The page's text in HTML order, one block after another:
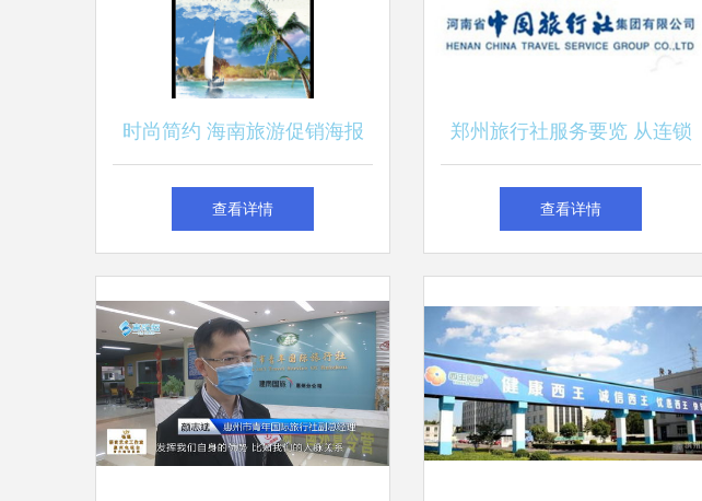
时尚简约 海南旅游促销海报
设计指南
查看详情
郑州旅行社服务要览 从连锁
布局到出行选择的忠告
查看详情